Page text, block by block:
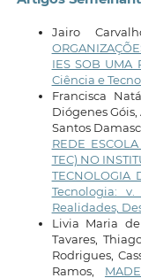
Jairo
IES SOB UMA
Ciência e
Francisca
Diógenes
Santos
REDE
TEC) NO
TECNOLOGIA
Tecnologia:
Realidades,
Livia Maria
Tavares,
Rodrigues,
Ramos,